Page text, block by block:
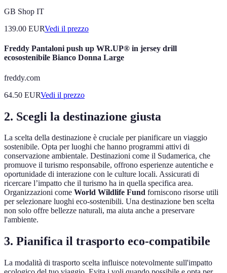
GB Shop IT
139.00 EURVedi il prezzo
Freddy Pantaloni push up WR.UP® in jersey drill
ecosostenibile Bianco Donna Large
freddy.com
64.50 EURVedi il prezzo
2. Scegli la destinazione giusta
La scelta della destinazione è cruciale per pianificare un viaggio
sostenibile. Opta per luoghi che hanno programmi attivi di
conservazione ambientale. Destinazioni come il Sudamerica, che
promuove il turismo responsabile, offrono esperienze autentiche e
oportunidade di interazione con le culture locali. Assicurati di
ricercare l’impatto che il turismo ha in quella specifica area.
Organizzazioni come World Wildlife Fund forniscono risorse utili
per selezionare luoghi eco-sostenibili. Una destinazione ben scelta
non solo offre bellezze naturali, ma aiuta anche a preservare
l'ambiente.
3. Pianifica il trasporto eco-compatibile
La modalità di trasporto scelta influisce notevolmente sull'impatto